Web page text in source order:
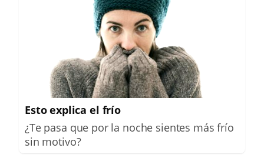
Esto explica el frío
¿Te pasa que por la noche sientes más frío
sin motivo?